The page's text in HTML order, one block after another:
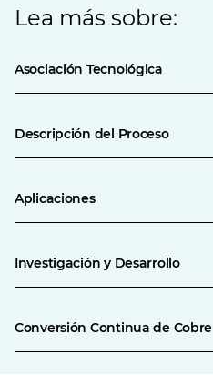
Lea más sobre:
Asociación Tecnológica
Descripción del Proceso
Aplicaciones
Investigación y Desarrollo
Conversión Continua de Cobre